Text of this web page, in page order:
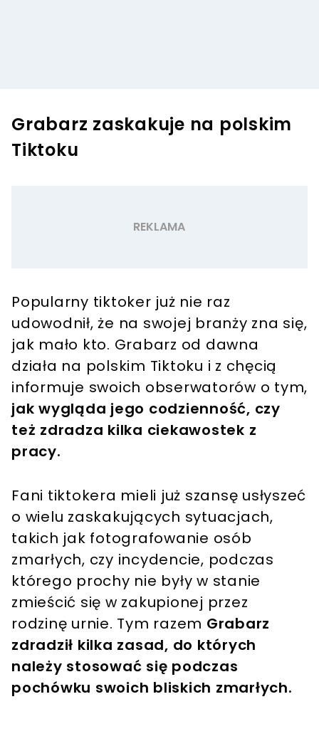
Grabarz zaskakuje na polskim
Tiktoku
Popularny tiktoker już nie raz
udowodnił, że na swojej branży zna się,
jak mało kto. Grabarz od dawna
działa na polskim Tiktoku i z chęcią
informuje swoich obserwatorów o tym,
jak wygląda jego codzienność, czy
też zdradza kilka ciekawostek z
pracy.
Fani tiktokera mieli już szansę usłyszeć
o wielu zaskakujących sytuacjach,
takich jak fotografowanie osób
zmarłych, czy incydencie, podczas
którego prochy nie były w stanie
zmieścić się w zakupionej przez
rodzinę urnie. Tym razem Grabarz
zdradził kilka zasad, do których
należy stosować się podczas
pochówku swoich bliskich zmarłych.